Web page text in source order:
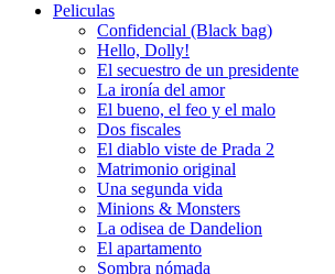
Peliculas
Confidencial (Black bag)
Hello, Dolly!
El secuestro de un presidente
La ironía del amor
El bueno, el feo y el malo
Dos fiscales
El diablo viste de Prada 2
Matrimonio original
Una segunda vida
Minions & Monsters
La odisea de Dandelion
El apartamento
Sombra nómada